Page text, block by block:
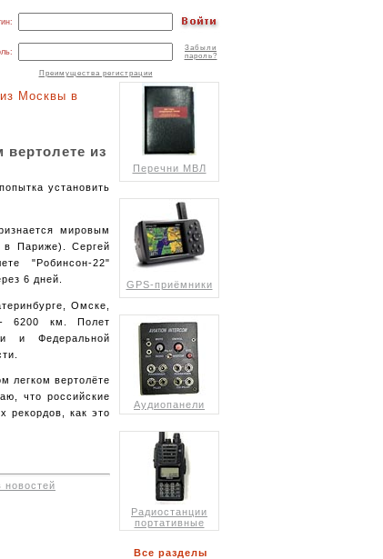
Забыли
пароль?
Преимущества регистрации
Москвы в
из
установить
мировым
в Париже). Сергей
"Робинсон-22"
6 дней.
Омске,
- 6200 км. Полет
и Федеральной
легком вертолёте
что российские
рекордов, как это
новостей
Перечни МВЛ
GPS-приёмники
Аудиопанели
Радиостанции
портативные
Все разделы